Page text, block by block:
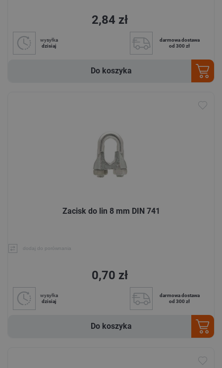
2,84 zł
wysyłka
dzisiaj
darmowa dostawa
od 300 zł
Do koszyka
Zacisk do lin 8 mm DIN 741
dodaj do porównania
0,70 zł
wysyłka
dzisiaj
darmowa dostawa
od 300 zł
Do koszyka